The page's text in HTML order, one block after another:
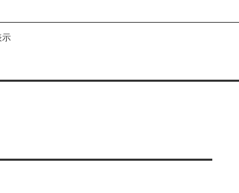
示